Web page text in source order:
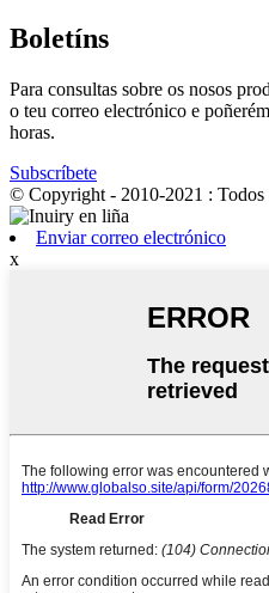
Boletíns
Para consultas sobre os nosos
o teu correo electrónico e
horas.
Subscríbete
© Copyright - 2010-2021 : Todos
Enviar correo electrónico
x